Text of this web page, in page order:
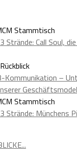
Stammtisch
Strände: Call Soul,
Kommunikation –
Stammtisch
Strände: Münchens